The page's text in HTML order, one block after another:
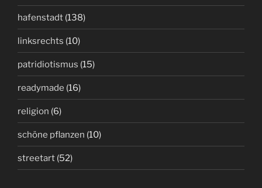
hafenstadt (138)
linksrechts (10)
patridiotismus (15)
readymade (16)
religion (6)
schöne pflanzen (10)
streetart (52)